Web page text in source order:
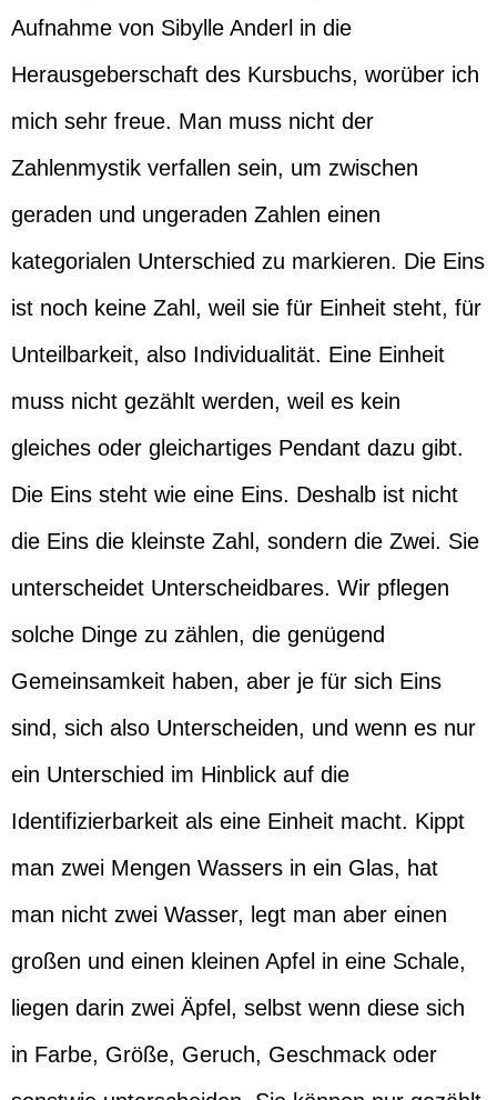
Aufnahme von Sibylle Anderl in die
Herausgeberschaft des Kursbuchs, worüber ich
mich sehr freue. Man muss nicht der
Zahlenmystik verfallen sein, um zwischen
geraden und ungeraden Zahlen einen
kategorialen Unterschied zu markieren. Die Eins
ist noch keine Zahl, weil sie für Einheit steht, für
Unteilbarkeit, also Individualität. Eine Einheit
muss nicht gezählt werden, weil es kein
gleiches oder gleichartiges Pendant dazu gibt.
Die Eins steht wie eine Eins. Deshalb ist nicht
die Eins die kleinste Zahl, sondern die Zwei. Sie
unterscheidet Unterscheidbares. Wir pflegen
solche Dinge zu zählen, die genügend
Gemeinsamkeit haben, aber je für sich Eins
sind, sich also Unterscheiden, und wenn es nur
ein Unterschied im Hinblick auf die
Identifizierbarkeit als eine Einheit macht. Kippt
man zwei Mengen Wassers in ein Glas, hat
man nicht zwei Wasser, legt man aber einen
großen und einen kleinen Apfel in eine Schale,
liegen darin zwei Äpfel, selbst wenn diese sich
in Farbe, Größe, Geruch, Geschmack oder